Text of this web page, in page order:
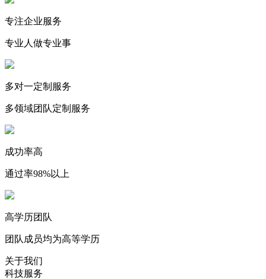
专注企业服务
专业人做专业事
多对一定制服务
多领域团队定制服务
成功率高
通过率98%以上
高学历团队
团队成员均为高等学历
关于我们
科技服务